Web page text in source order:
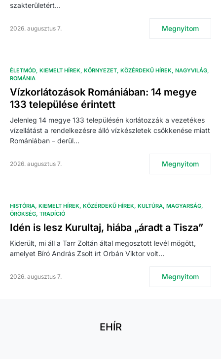
szakterületért…
2026. augusztus 7. Megnyitom
ÉLETMÓD KIEMELT HÍREK KÖRNYEZET KÖZÉRDEKŰ HÍREK NAGYVILÁG
ROMÁNIA
Vízkorlátozások Romániában: 14 megye
133 települése érintett
Jelenleg 14 megye 133 településén korlátozzák a vezetékes
vízellátást a rendelkezésre álló vízkészletek csökkenése miatt
Romániában – derül…
2026. augusztus 7. Megnyitom
HISTÓRIA KIEMELT HÍREK KÖZÉRDEKŰ HÍREK KULTÚRA MAGYARSÁG
ÖRÖKSÉG TRADÍCIÓ
Idén is lesz Kurultaj, hiába „áradt a Tisza”
Kiderült, mi áll a Tarr Zoltán által megosztott levél mögött,
amelyet Bíró András Zsolt írt Orbán Viktor volt…
2026. augusztus 7. Megnyitom
EHÍR